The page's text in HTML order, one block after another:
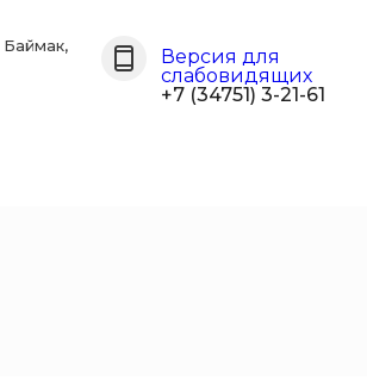
Версия для
слабовидящих
+7 (34751) 3-21-61